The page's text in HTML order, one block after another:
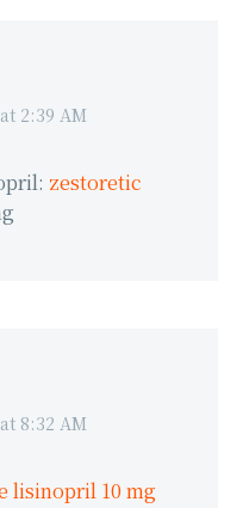
2:39 AM
zestoretic
8:32 AM
lisinopril 10 mg